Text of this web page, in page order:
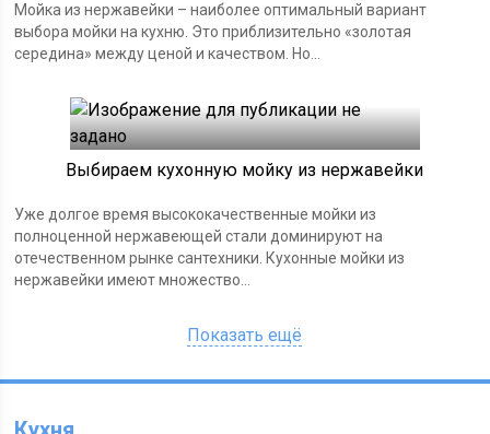
Мойка из нержавейки – наиболее оптимальный вариант
выбора мойки на кухню. Это приблизительно «золотая
середина» между ценой и качеством. Но...
Выбираем кухонную мойку из нержавейки
Уже долгое время высококачественные мойки из
полноценной нержавеющей стали доминируют на
отечественном рынке сантехники. Кухонные мойки из
нержавейки имеют множество...
Показать ещё